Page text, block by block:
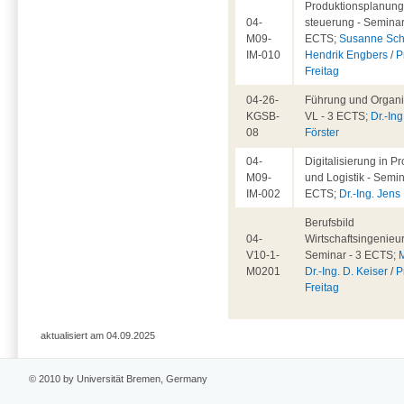
04-
M09-
IM-010
steuerung -
ECTS;Susanne
Hendrik Engbers /
Freitag
04-26-
KGSB-
08
Führung und
VL - 3 ECTS; Dr.-
Förster
04-
M09-
IM-002
Digitalisierung in
und Logistik -
ECTS; Dr.-Ing. Jens
04-
V10-1-
M0201
Berufsbild
Seminar - 3 ECTS;
Dr.-Ing. D. Keiser /
Freitag
aktualisiert am 04.09.2025
© 2010 by Universität Bremen, Germany